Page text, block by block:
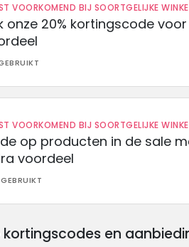
VOORKOMEND BIJ SOORTGELIJKE
onze 20% kortingscode
VOORKOMEND BIJ SOORTGELIJKE
op producten in de sale
voordeel
kortingscodes en